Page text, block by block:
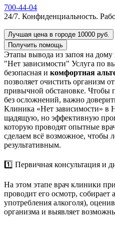
700-44-04
24/7. Конфиденциальность.
Лучшая цена в городе 10000 руб.
Получить помощь
Этапы вывода из запоя на
"Нет зависимости" Услуга по
безопасная и комфортная
позволяет очистить организм
привычной обстановке. Чтобы
без осложнений, важно
Клиника «Нет зависимости» в
щадящую, но эффективную
которую проводят опытные
сделаем всё возможное, чтобы
результативным.
1️⃣ Первичная консультация и
На этом этапе врач клиники
проводит его осмотр, собирает
употребления алкоголя),
организма и выявляет